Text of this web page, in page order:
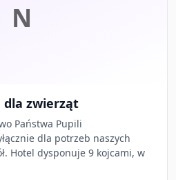
N
dla zwierząt
Państwa Pupili
dla potrzeb naszych
Hotel dysponuje 9 kojcami, w